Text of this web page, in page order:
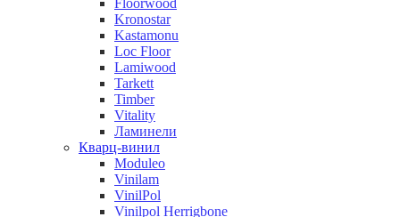
Floorwood
Kronostar
Kastamonu
Loc Floor
Lamiwood
Tarkett
Timber
Vitality
Ламинели
Кварц-винил
Moduleo
Vinilam
VinilPol
Vinilpol Herrigbone